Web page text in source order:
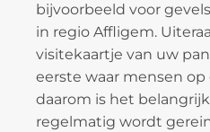
bijvoorbeeld voor
in regio Affligem.
visitekaartje van uw
eerste waar mensen
daarom is het
regelmatig wordt